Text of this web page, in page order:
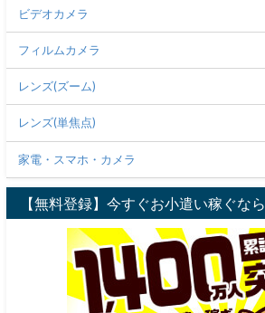
ビデオカメラ
フィルムカメラ
レンズ(ズーム)
レンズ(単焦点)
家電・スマホ・カメラ
【無料登録】今すぐお小遣い稼ぐなら